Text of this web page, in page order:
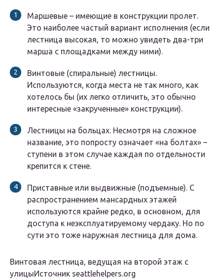
Маршевые – имеющие в конструкции пролет.
Это наиболее частый вариант исполнения (если
лестница высокая, то можно увидеть два-три
марша с площадками между ними).
Винтовые (спиральные) лестницы.
Используются, когда места не так много, как
хотелось бы (их легко отличить, это обычно
интересные «закрученные» конструкции).
Лестницы на больцах. Несмотря на сложное
название, это попросту означает «на болтах» –
ступени в этом случае каждая по отдельности
крепится к стене.
Приставные или выдвижные (подъемные). С
распространением мансардных этажей
используются крайне редко, в основном, для
доступа к неэксплуатируемому чердаку. Но по
сути это тоже наружная лестница для дома.
Винтовая лестница, ведущая на второй этаж с
улицыИсточник seattlehelpers.org